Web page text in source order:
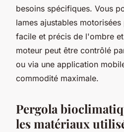
besoins spécifiques. Vous
lames ajustables
facile et précis de l'ombre
moteur peut être contrôlé
ou via une application
commodité maximale.
Pergola
les matériaux